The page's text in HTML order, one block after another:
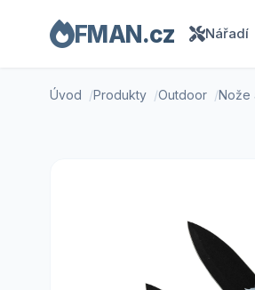
FMAN.cz Nářadí
Úvod Produkty Outdoor Nože